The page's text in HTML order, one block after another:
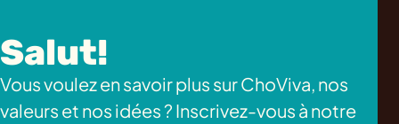
Salut!
Vous voulez en savoir plus sur ChoViva, nos
valeurs et nos idées ? Inscrivez-vous à notre